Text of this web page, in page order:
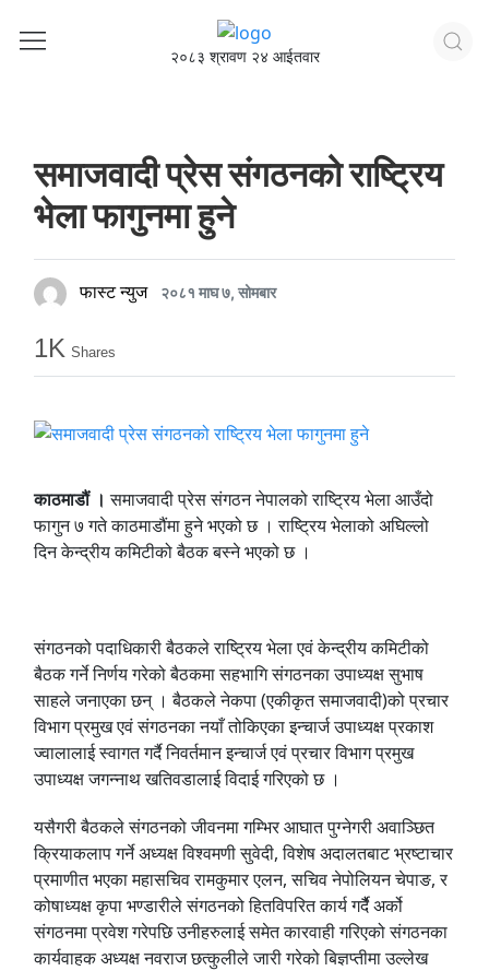
२०८३ श्रावण २४ आईतवार
समाजवादी प्रेस संगठनको राष्ट्रिय
भेला फागुनमा हुने
फास्ट न्युज २०८१ माघ ७, सोमबार
1K Shares
काठमाडौं । समाजवादी प्रेस संगठन नेपालको राष्ट्रिय भेला आउँदो
फागुन ७ गते काठमाडौंमा हुने भएको छ । राष्ट्रिय भेलाको अघिल्लो
दिन केन्द्रीय कमिटीको बैठक बस्ने भएको छ ।
संगठनको पदाधिकारी बैठकले राष्ट्रिय भेला एवं केन्द्रीय कमिटीको
बैठक गर्ने निर्णय गरेको बैठकमा सहभागि संगठनका उपाध्यक्ष सुभाष
साहले जनाएका छन् । बैठकले नेकपा (एकीकृत समाजवादी)को प्रचार
विभाग प्रमुख एवं संगठनका नयाँ तोकिएका इन्चार्ज उपाध्यक्ष प्रकाश
ज्वालालाई स्वागत गर्दै निवर्तमान इन्चार्ज एवं प्रचार विभाग प्रमुख
उपाध्यक्ष जगन्नाथ खतिवडालाई विदाई गरिएको छ ।
यसैगरी बैठकले संगठनको जीवनमा गम्भिर आघात पुग्नेगरी अवाञ्छित
क्रियाकलाप गर्ने अध्यक्ष विश्वमणी सुवेदी, विशेष अदालतबाट भ्रष्टाचार
प्रमाणीत भएका महासचिव रामकुमार एलन, सचिव नेपोलियन चेपाङ, र
कोषाध्यक्ष कृपा भण्डारीले संगठनको हितविपरित कार्य गर्दैै अर्को
संगठनमा प्रवेश गरेपछि उनीहरुलाई समेत कारवाही गरिएको संगठनका
कार्यवाहक अध्यक्ष नवराज छत्कुलीले जारी गरेको बिज्ञप्तीमा उल्लेख